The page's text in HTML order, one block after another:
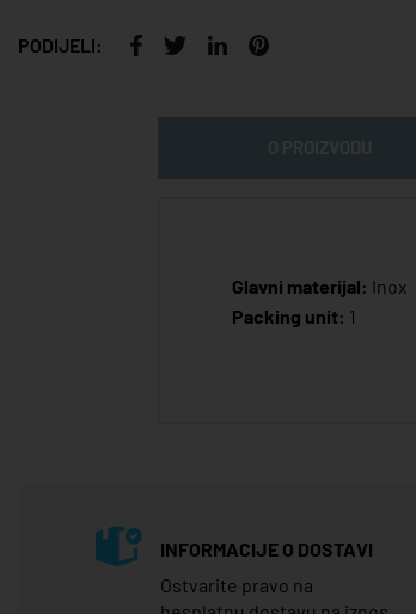
PODIJELI:
Glavni materijal: Inox
Packing unit: 1
INFORMACIJE O DOSTAVI
Ostvarite pravo na